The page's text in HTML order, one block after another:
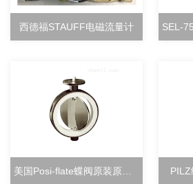
西德福STAUFF电磁流量计 SEL-